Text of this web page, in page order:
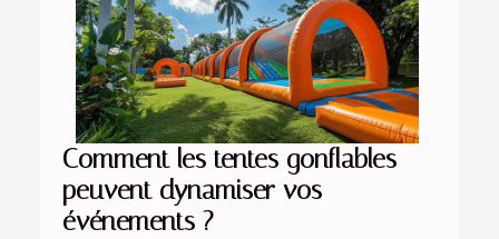
Comment les tentes gonflables
peuvent dynamiser vos
événements ?